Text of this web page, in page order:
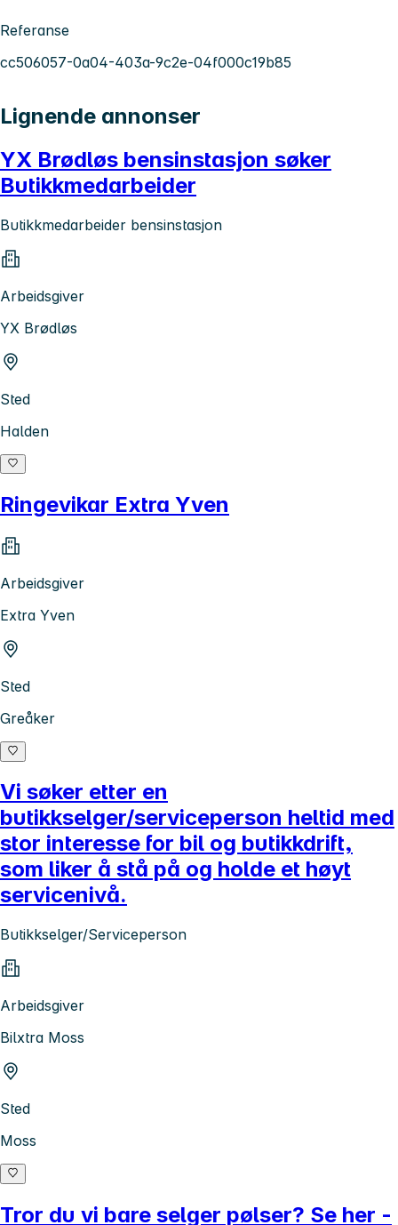
Referanse
cc506057-0a04-403a-9c2e-04f000c19b85
Lignende annonser
YX Brødløs bensinstasjon søker
Butikkmedarbeider
Butikkmedarbeider bensinstasjon
Arbeidsgiver
YX Brødløs
Sted
Halden
Ringevikar Extra Yven
Arbeidsgiver
Extra Yven
Sted
Greåker
Vi søker etter en
butikkselger/serviceperson heltid med
stor interesse for bil og butikkdrift,
som liker å stå på og holde et høyt
servicenivå.
Butikkselger/Serviceperson
Arbeidsgiver
Bilxtra Moss
Sted
Moss
Tror du vi bare selger pølser? Se her -